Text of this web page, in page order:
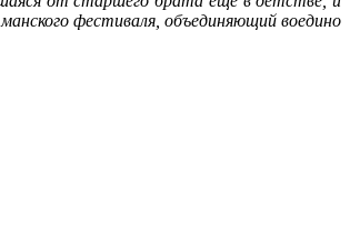
фестиваля, объединяющий воедино